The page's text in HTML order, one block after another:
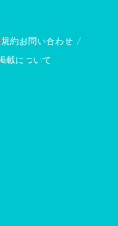
約お問い合わせ
載について